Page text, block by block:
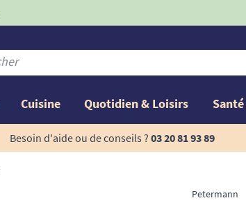
Cuisine Quotidien & Loisirs
Besoin d'aide ou de conseils ? 03 20 81 93 89
Petermann